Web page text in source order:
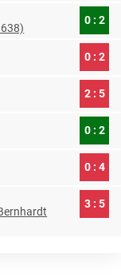
0 : 2
0 : 2
2 : 5
0 : 2
0 : 4
3 : 5